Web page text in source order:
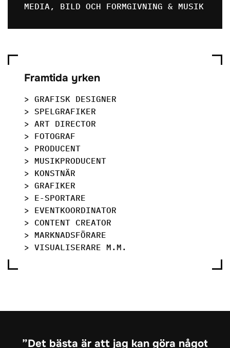
MEDIA, BILD OCH FORMGIVNING & MUSIK
Framtida yrken
> GRAFISK DESIGNER
> SPELGRAFIKER
> ART DIRECTOR
> FOTOGRAF
> PRODUCENT
> MUSIKPRODUCENT
> KONSTNÄR
> GRAFIKER
> E-SPORTARE
> EVENTKOORDINATOR
> CONTENT CREATOR
> MARKNADSFÖRARE
> VISUALISERARE M.M.
Det bästa är att jag kan göra något